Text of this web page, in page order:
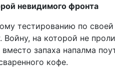
невидимого фронта
тестированию по
на которой не
запаха напалма
кофе.